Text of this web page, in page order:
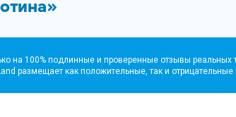
на 100% подлинные и проверенные отзывы реальных
размещает как положительные, так и отрицательные